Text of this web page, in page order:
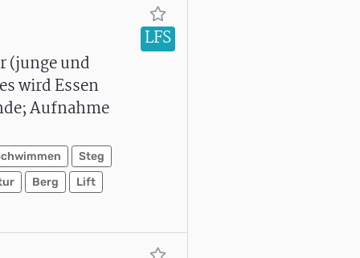
(junge und
wird Essen
Aufnahme
Steg
Berg Lift
LFS